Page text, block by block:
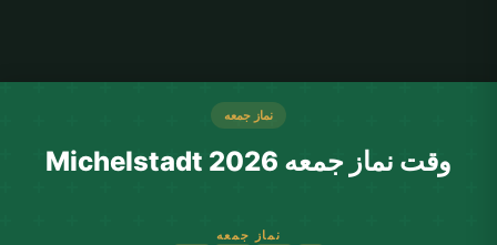
نماز جمعه
وقت نماز جمعه Michelstadt 2026
نماز جمعه